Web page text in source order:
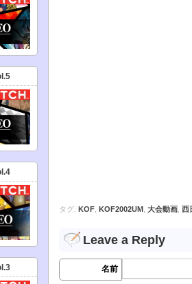
タグ: KOF KOF2002UM 大会動画 西
Leave a Reply
名前